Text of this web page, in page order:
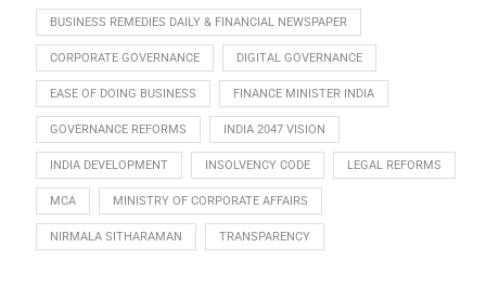
BUSINESS REMEDIES DAILY & FINANCIAL NEWSPAPER
CORPORATE GOVERNANCE DIGITAL GOVERNANCE
EASE OF DOING BUSINESS FINANCE MINISTER INDIA
GOVERNANCE REFORMS INDIA 2047 VISION
INDIA DEVELOPMENT INSOLVENCY CODE LEGAL REFORMS
MCA MINISTRY OF CORPORATE AFFAIRS
NIRMALA SITHARAMAN TRANSPARENCY